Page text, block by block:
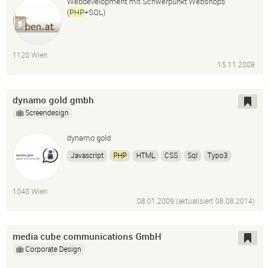
(PHP+SQL)
1120 Wien
15.11.2008
dynamo gold gmbh
Screendesign
dynamo gold
Javascript PHP HTML CSS Sql
Typo3
1040 Wien
08.01.2009 (aktualisiert08.08.2014)
media cube communications GmbH
Corporate Design